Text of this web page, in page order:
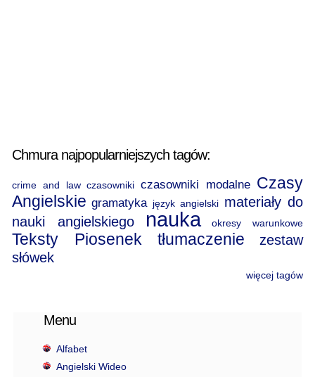
Chmura najpopularniejszych tagów:
crime and law czasowniki czasowniki modalne Czasy
Angielskie gramatyka język angielski materiały do
nauki angielskiego
nauka okresy warunkowe
Teksty Piosenek tłumaczenie
zestaw
słówek
więcej tagów
Menu
Alfabet
Angielski Wideo